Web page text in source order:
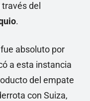
través del
.
absoluto por
a esta instancia
del empate
con Suiza,